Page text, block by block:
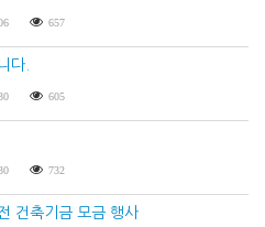
657
다.
605
732
건축기금 모금 행사